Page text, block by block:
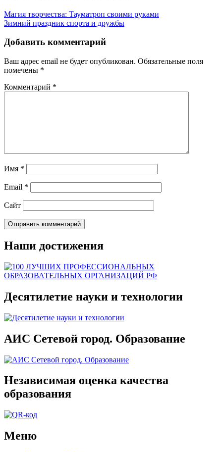
Магия творчества: Тауматроп своими руками
Зимний праздник спорта и дружбы
Добавить комментарий
Ваш адрес email не будет опубликован. Обязательные поля
помечены *
Комментарий *
Имя *
Email *
Сайт
Наши достижения
Десятилетие науки и технологии
АИС Сетевой город. Образование
Независимая оценка качества
образования
Меню